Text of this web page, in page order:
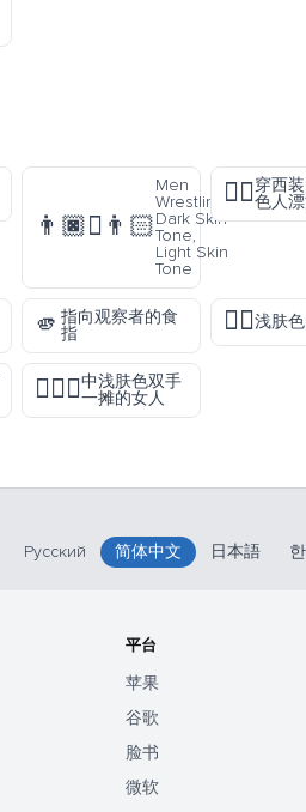
👨🏿‍🫯‍👨🏻
Men
Wrestling:
Dark Skin
Tone,
Light Skin
Tone
🕴🏼穿西
色人
🫵 指向观察者的食
指
🏊🏻浅肤
🤷🏼‍♀️中浅肤色双手
一摊的女人
Русский 简体中文 日本語
平台
苹果
谷歌
脸书
微软